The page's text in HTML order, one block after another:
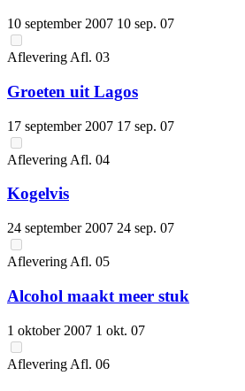
10 september 2007 10 sep. 07
Aflevering Afl. 03
Groeten uit Lagos
17 september 2007 17 sep. 07
Aflevering Afl. 04
Kogelvis
24 september 2007 24 sep. 07
Aflevering Afl. 05
Alcohol maakt meer stuk
1 oktober 2007 1 okt. 07
Aflevering Afl. 06